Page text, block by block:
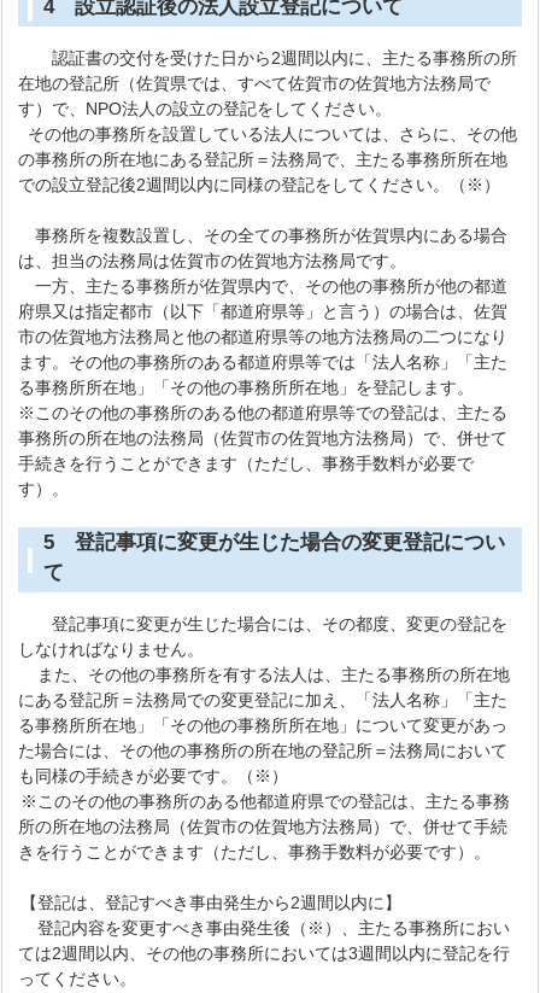
4 設立認証後の法人設立登記について
認証書の交付を受けた日から2週間以内に、主たる事務所の所
在地の登記所（佐賀県では、すべて佐賀市の佐賀地方法務局で
す）で、NPO法人の設立の登記をしてください。
その他の事務所を設置している法人については、さらに、その他
の事務所の所在地にある登記所＝法務局で、主たる事務所所在地
での設立登記後2週間以内に同様の登記をしてください。（※）
事務所を複数設置し、その全ての事務所が佐賀県内にある場合
は、担当の法務局は佐賀市の佐賀地方法務局です。
一方、主たる事務所が佐賀県内で、その他の事務所が他の都道
府県又は指定都市（以下「都道府県等」と言う）の場合は、佐賀
市の佐賀地方法務局と他の都道府県等の地方法務局の二つになり
ます。その他の事務所のある都道府県等では「法人名称」「主た
る事務所所在地」「その他の事務所所在地」を登記します。
※このその他の事務所のある他の都道府県等での登記は、主たる
事務所の所在地の法務局（佐賀市の佐賀地方法務局）で、併せて
手続きを行うことができます（ただし、事務手数料が必要で
す）。
5 登記事項に変更が生じた場合の変更登記につい
て
登記事項に変更が生じた場合には、その都度、変更の登記を
しなければなりません。
また、その他の事務所を有する法人は、主たる事務所の所在地
にある登記所＝法務局での変更登記に加え、「法人名称」「主た
る事務所所在地」「その他の事務所所在地」について変更があっ
た場合には、その他の事務所の所在地の登記所＝法務局において
も同様の手続きが必要です。（※）
※このその他の事務所のある他都道府県での登記は、主たる事務
所の所在地の法務局（佐賀市の佐賀地方法務局）で、併せて手続
きを行うことができます（ただし、事務手数料が必要です）。
【登記は、登記すべき事由発生から2週間以内に】
登記内容を変更すべき事由発生後（※）、主たる事務所におい
ては2週間以内、その他の事務所においては3週間以内に登記を行
ってください。